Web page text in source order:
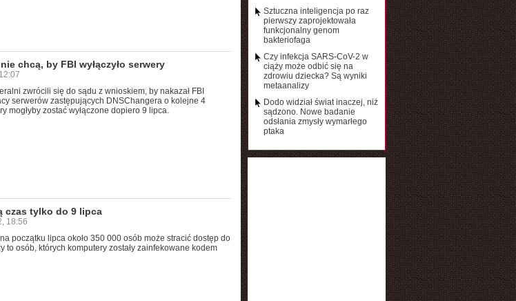
chcą, by FBI wyłączyło serwery
zwrócili się do sądu z wnioskiem, by nakazał FBI
serwerów zastępujących DNSChangera o kolejne 4
mogłyby zostać wyłączone dopiero 9 lipca.
czas tylko do 9 lipca
18:56
początku lipca około 350 000 osób może stracić dostęp do
to osób, których komputery zostały zainfekowane kodem
Sztuczna inteligencja po raz
pierwszy zaprojektowała
funkcjonalny genom
bakteriofaga
Czy infekcja SARS-CoV-2 w
ciąży może odbić się na
zdrowiu dziecka? Są wyniki
metaanalizy
Dodo widział świat inaczej, niż
sądzono. Nowe badanie
odsłania zmysły wymarłego
ptaka